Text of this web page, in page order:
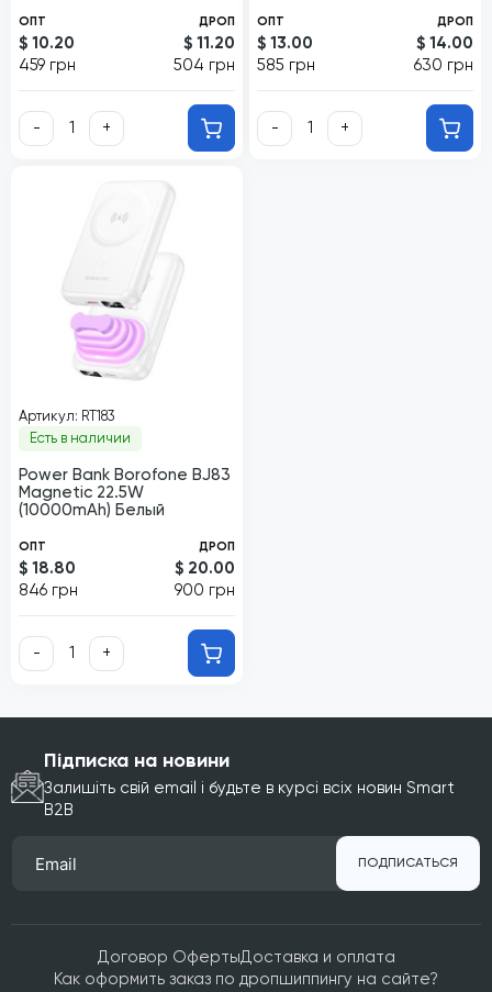
ОПТ
$ 10.20
459 грн
ДРОП
$ 11.20
504 грн
- +
ОПТ
$ 13.00
585 грн
ДРОП
$ 14.00
630 грн
- +
Артикул: RT183
Есть в наличии
Power Bank Borofone BJ83
Magnetic 22.5W
(10000mAh) Белый
ОПТ
$ 18.80
846 грн
ДРОП
$ 20.00
900 грн
- +
Підписка на новини
Залишіть свій email і будьте в курсі всіх новин Smart
B2B
ПОДПИСАТЬСЯ
Договор ОфертыДоставка и оплата
Как оформить заказ по дропшиппингу на сайте?